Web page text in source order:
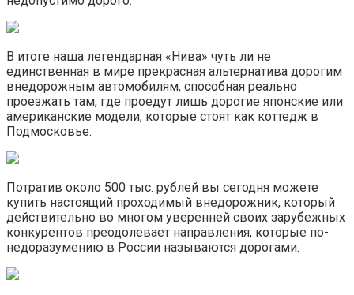
В итоге наша легендарная «Нива» чуть ли не
единственная в мире прекрасная альтернатива дорогим
внедорожным автомобилям, способная реально
проезжать там, где проедут лишь дорогие японские или
американские модели, которые стоят как коттедж в
Подмосковье.
Потратив около 500 тыс. рублей вы сегодня можете
купить настоящий проходимый внедорожник, который
действительно во многом уверенней своих зарубежных
конкурентов преодолевает направления, которые по-
недоразумению в России называются дорогами.